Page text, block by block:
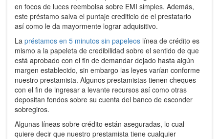
en focos de luces reembolsa sobre EMI simples. Además,
este préstamo salva el puntaje crediticio de el prestatario
así­ como le da mayormente lograr adquisitivo.
La préstamos en 5 minutos sin papeleos línea de crédito es
mismo a la papeleta de credibilidad sobre el sentido de que
está aprobado con el fin de demandar dejado hasta algún
margen establecido, sin embargo las leyes varían conforme
nuestro prestamista. Algunos prestamistas tienen cheques
con el fin de ingresar a levante recursos así­ como otras
depositan fondos sobre su cuenta del banco de esconder
sobregiros.
Algunas líneas sobre crédito están aseguradas, lo cual
quiere decir que nuestro prestamista tiene cualquier